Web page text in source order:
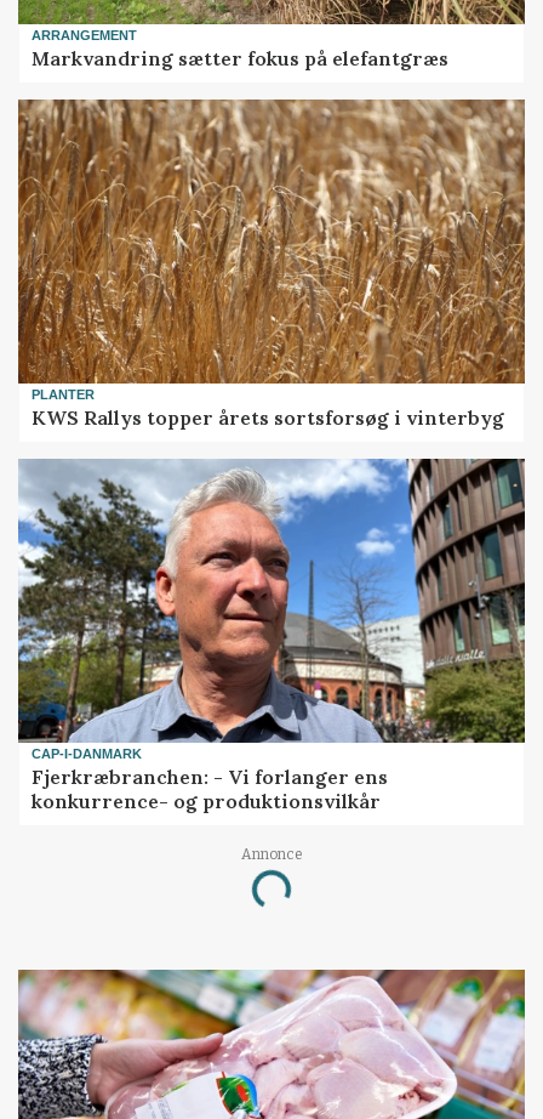
ARRANGEMENT
Markvandring sætter fokus på elefantgræs
PLANTER
KWS Rallys topper årets sortsforsøg i vinterbyg
CAP-I-DANMARK
Fjerkræbranchen: - Vi forlanger ens
konkurrence- og produktionsvilkår
Annonce
Loading...